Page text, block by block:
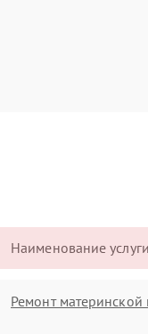
Наименование услуги
Ремонт материнской